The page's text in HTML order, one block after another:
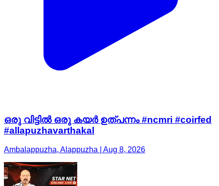
ഒരു വിട്ടിൽ ഒരു കയർ ഉത്പന്നം #ncmri #coirfed
#allapuzhavarthakal
Ambalappuzha, Alappuzha | Aug 8, 2026